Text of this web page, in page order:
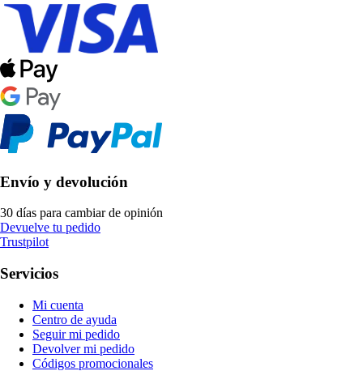
Envío y devolución
30 días para cambiar de opinión
Devuelve tu pedido
Trustpilot
Servicios
Mi cuenta
Centro de ayuda
Seguir mi pedido
Devolver mi pedido
Códigos promocionales